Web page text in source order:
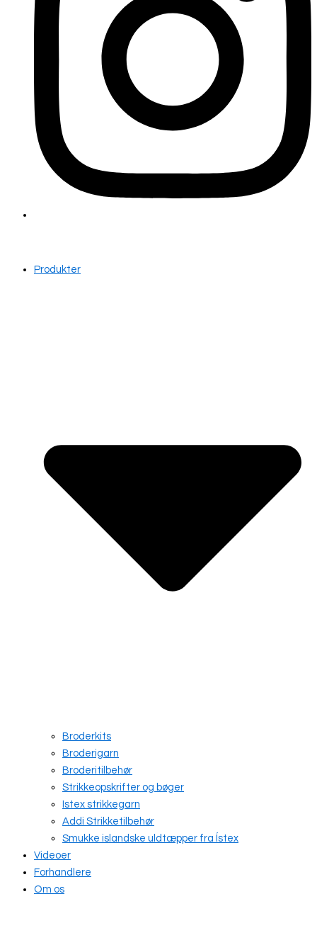
Produkter
Broderkits
Broderigarn
Broderitilbehør
Strikkeopskrifter og bøger
Istex strikkegarn
Addi Strikketilbehør
Smukke islandske uldtæpper fra Ístex
Videoer
Forhandlere
Om os